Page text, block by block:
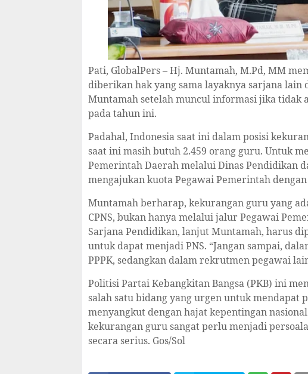
Pati, GlobalPers – Hj. Muntamah, M.Pd, MM
diberikan hak yang sama layaknya sarjana lain
Muntamah setelah muncul informasi jika tidak
pada tahun ini.
Padahal, Indonesia saat ini dalam posisi
saat ini masih butuh 2.459 orang guru. Untuk
Pemerintah Daerah melalui Dinas Pendidikan
mengajukan kuota Pegawai Pemerintah
Muntamah berharap, kekurangan guru yang
CPNS, bukan hanya melalui jalur Pegawai
Sarjana Pendidikan, lanjut Muntamah, harus
untuk dapat menjadi PNS. “Jangan sampai,
PPPK, sedangkan dalam rekrutmen pegawai
Politisi Partai Kebangkitan Bangsa (PKB) ini
salah satu bidang yang urgen untuk
menyangkut dengan hajat kepentingan
kekurangan guru sangat perlu menjadi
secara serius. Gos/Sol